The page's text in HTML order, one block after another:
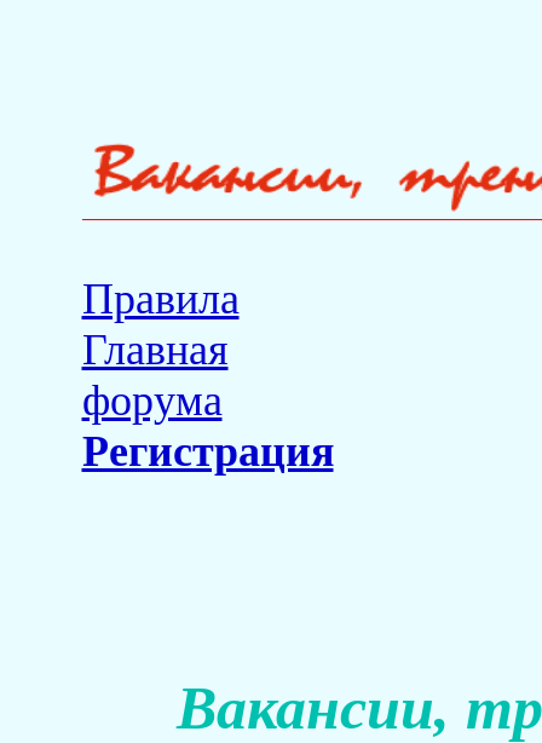
Правила
Главная
форума
Регистрация
Вакансии,